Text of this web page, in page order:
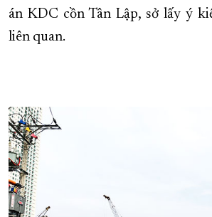
án KDC cồn Tân Lập, sở lấy ý
liên quan.